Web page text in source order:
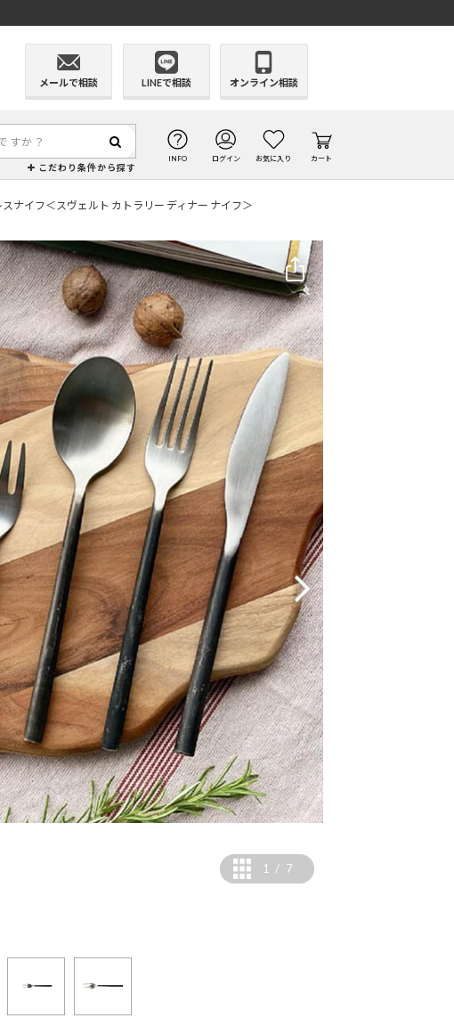
メールで相談 LINEで相談 オンライン相談
こだわり条件から探す
INFO ログイン お気に入り カート
ナイフ＜スヴェルト カトラリー ディナー ナイフ＞
1 / 7